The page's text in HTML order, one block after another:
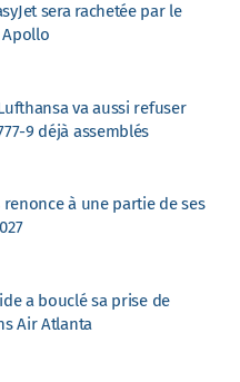
sera rachetée par le
va aussi refuser
9 déjà assemblés
à une partie de ses
a bouclé sa prise de
Air Atlanta